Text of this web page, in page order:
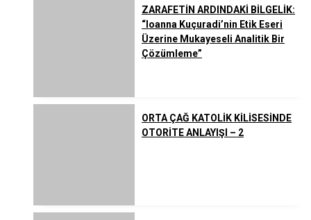
ZARAFETİN ARDINDAKİ BİLGELİK:
“Ioanna Kuçuradi’nin Etik Eseri
Üzerine Mukayeseli Analitik Bir
Çözümleme”
ORTA ÇAĞ KATOLİK KİLİSESİNDE
OTORİTE ANLAYIŞI – 2